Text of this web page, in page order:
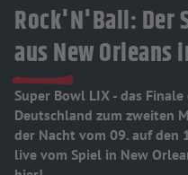
Rock'N'Ball: Der
aus New Orleans
Super Bowl LIX - das
Deutschland zum zweiten
der Nacht vom 09. auf den
live vom Spiel in New